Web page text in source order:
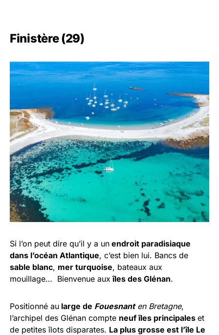
Finistère (29)
Si l’on peut dire qu’il y a un endroit paradisiaque
dans l’océan Atlantique, c’est bien lui. Bancs de
sable blanc, mer turquoise, bateaux aux
mouillage… Bienvenue aux îles des Glénan.
Positionné au large de Fouesnanten Bretagne,
l’archipel des Glénan compte neuf îles principales et
de petites îlots disparates. La plus grosse est l’île Le